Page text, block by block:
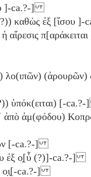
]-ca.?-]
καθὼς ἐξ [ἴσου
λο(ιπῶν) (ἀρουρῶν)
ὑπόκ(ειται) [-
ἀπὸ ἀμ(φόδου)
ὧν [-ca.?-]
ἐξ ο̣[ὗ (?)]-ca.?-]
ο̣ι̣[-ca.?-]